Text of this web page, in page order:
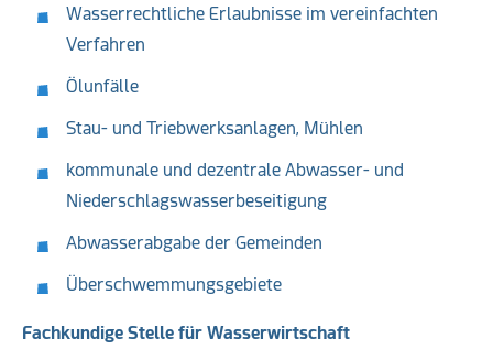
Wasserrechtliche Erlaubnisse im vereinfachten
Verfahren
Ölunfälle
Stau- und Triebwerksanlagen, Mühlen
kommunale und dezentrale Abwasser- und
Niederschlagswasserbeseitigung
Abwasserabgabe der Gemeinden
Überschwemmungsgebiete
Fachkundige Stelle für Wasserwirtschaft